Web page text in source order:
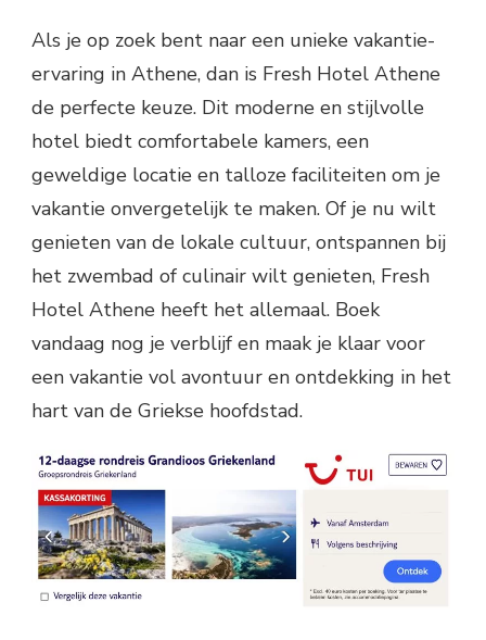
Als je op zoek bent naar een unieke vakantie-
ervaring in Athene, dan is Fresh Hotel Athene
de perfecte keuze. Dit moderne en stijlvolle
hotel biedt comfortabele kamers, een
geweldige locatie en talloze faciliteiten om je
vakantie onvergetelijk te maken. Of je nu wilt
genieten van de lokale cultuur, ontspannen bij
het zwembad of culinair wilt genieten, Fresh
Hotel Athene heeft het allemaal. Boek
vandaag nog je verblijf en maak je klaar voor
een vakantie vol avontuur en ontdekking in het
hart van de Griekse hoofdstad.